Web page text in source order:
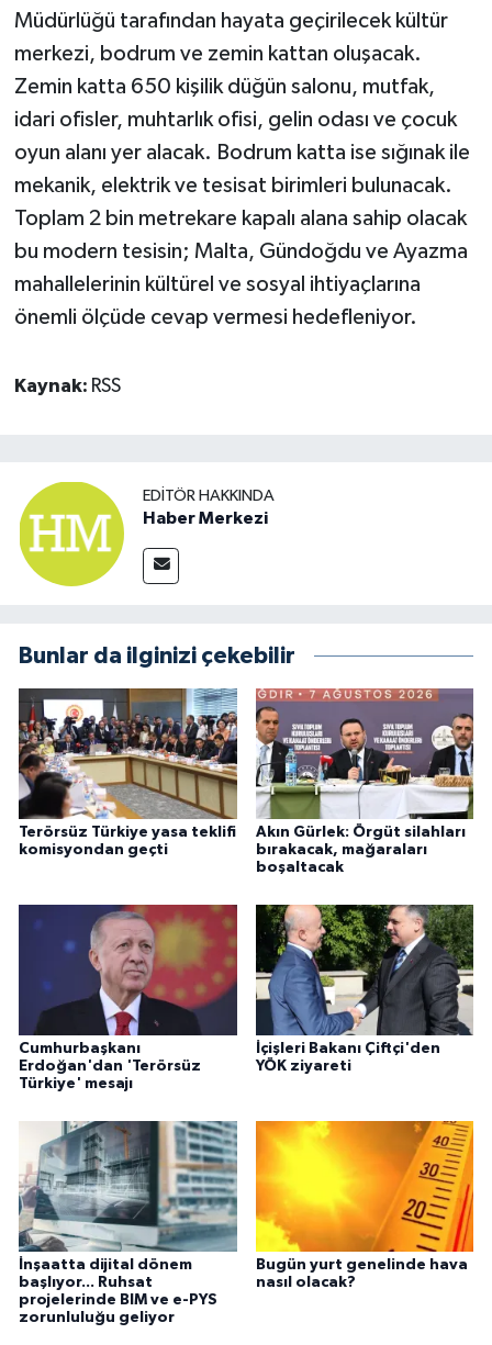
Müdürlüğü tarafından hayata geçirilecek kültür
merkezi, bodrum ve zemin kattan oluşacak.
Zemin katta 650 kişilik düğün salonu, mutfak,
idari ofisler, muhtarlık ofisi, gelin odası ve çocuk
oyun alanı yer alacak. Bodrum katta ise sığınak ile
mekanik, elektrik ve tesisat birimleri bulunacak.
Toplam 2 bin metrekare kapalı alana sahip olacak
bu modern tesisin; Malta, Gündoğdu ve Ayazma
mahallelerinin kültürel ve sosyal ihtiyaçlarına
önemli ölçüde cevap vermesi hedefleniyor.
Kaynak: RSS
EDITÖR HAKKINDA
Haber Merkezi
Bunlar da ilginizi çekebilir
Terörsüz Türkiye yasa teklifi
komisyondan geçti
Akın Gürlek: Örgüt silahları
bırakacak, mağaraları
boşaltacak
Cumhurbaşkanı
Erdoğan'dan 'Terörsüz
Türkiye' mesajı
İçişleri Bakanı Çiftçi'den
YÖK ziyareti
İnşaatta dijital dönem
başlıyor... Ruhsat
projelerinde BIM ve e-PYS
zorunluluğu geliyor
Bugün yurt genelinde hava
nasıl olacak?